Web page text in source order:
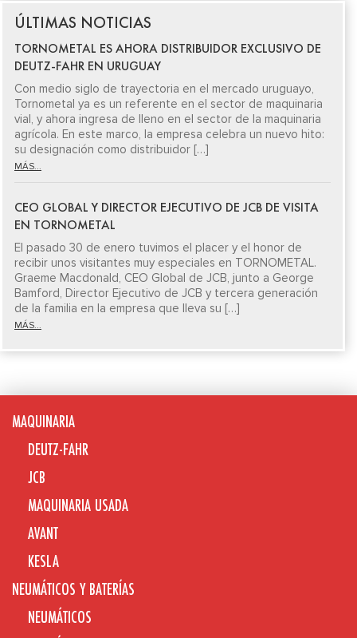
ÚLTIMAS NOTICIAS
TORNOMETAL ES AHORA DISTRIBUIDOR EXCLUSIVO DE
DEUTZ-FAHR EN URUGUAY
Con medio siglo de trayectoria en el mercado uruguayo,
Tornometal ya es un referente en el sector de maquinaria
vial, y ahora ingresa de lleno en el sector de la maquinaria
agrícola. En este marco, la empresa celebra un nuevo hito:
su designación como distribuidor […]
MÁS...
CEO GLOBAL Y DIRECTOR EJECUTIVO DE JCB DE VISITA
EN TORNOMETAL
El pasado 30 de enero tuvimos el placer y el honor de
recibir unos visitantes muy especiales en TORNOMETAL.
Graeme Macdonald, CEO Global de JCB, junto a George
Bamford, Director Ejecutivo de JCB y tercera generación
de la familia en la empresa que lleva su […]
MÁS...
MAQUINARIA
DEUTZ-FAHR
JCB
MAQUINARIA USADA
AVANT
KESLA
NEUMÁTICOS Y BATERÍAS
NEUMÁTICOS